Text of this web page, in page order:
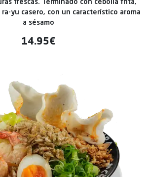
frescas. Terminado con cebolla frita,
yu casero, con un característico aroma
a sésamo
14.95€